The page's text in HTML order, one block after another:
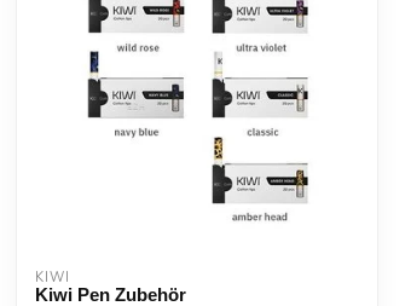
KIWI
Kiwi Pen Zubehör